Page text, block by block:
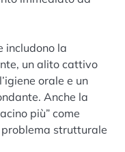
includono la
un alito cattivo
orale e un
Anche la
più” come
problema strutturale